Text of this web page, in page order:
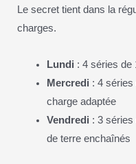
Le secret tient dans la
charges.
Lundi : 4 séries de
Mercredi : 4 séries
charge adaptée
Vendredi : 3
de terre enchaînés